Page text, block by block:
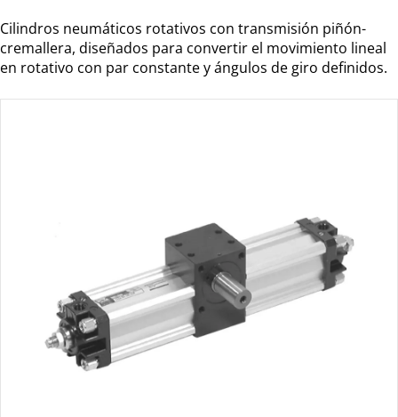
Cilindros neumáticos rotativos con transmisión piñón-
cremallera, diseñados para convertir el movimiento lineal
en rotativo con par constante y ángulos de giro definidos.